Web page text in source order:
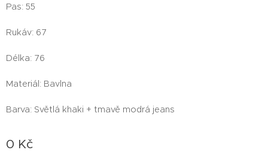
Pas: 55
Rukáv: 67
Délka: 76
Materiál: Bavlna
Barva: Světlá khaki + tmavě modrá jeans
0 Kč